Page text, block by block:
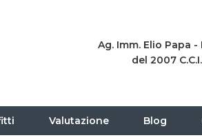
Ag. Imm. Elio Papa -
del 2007
Valutazione Blog